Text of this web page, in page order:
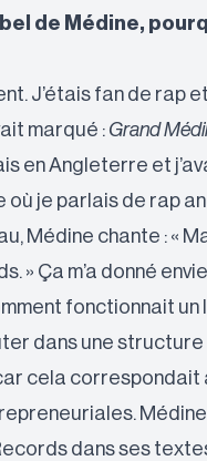
de Médine,
J’étais fan de rap
marqué : Grand
en Angleterre et
où je parlais de rap
Médine chante : «
» Ça m’a donné
fonctionnait un
dans une structure
cela correspondait
dans ses